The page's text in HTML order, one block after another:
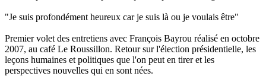
"Je suis profondément heureux car je suis là ou je voulais être"
Premier volet des entretiens avec François Bayrou réalisé en octobre
2007, au café Le Roussillon. Retour sur l'élection présidentielle, les
leçons humaines et politiques que l'on peut en tirer et les
perspectives nouvelles qui en sont nées.